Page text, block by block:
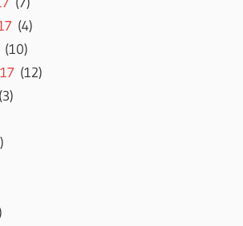
(4)
(10)
(12)
(3)